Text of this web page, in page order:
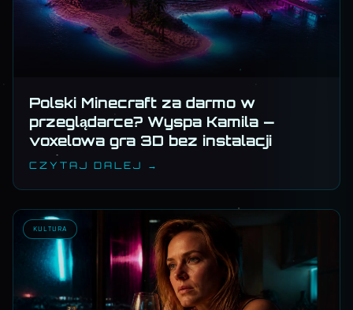
Polski Minecraft za darmo w
przeglądarce? Wyspa Kamila —
voxelowa gra 3D bez instalacji
CZYTAJ DALEJ →
KULTURA